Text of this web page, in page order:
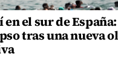
el sur de
tras una nueva